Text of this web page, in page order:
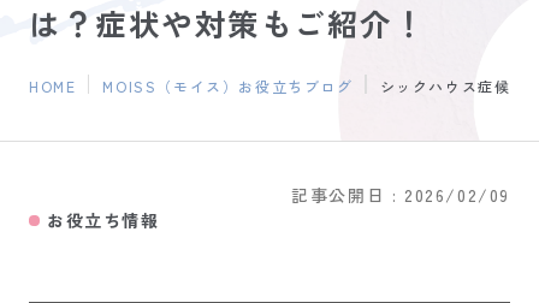
は？症状や対策もご紹介！
HOME MOISS（モイス）お役立ちブログ シックハウス症候群
記事公開日 : 2026/02/09
お役立ち情報